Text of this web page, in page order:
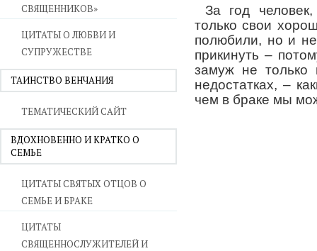
СВЯЩЕННИКОВ»
ЦИТАТЫ О ЛЮБВИ И
СУПРУЖЕСТВЕ
ТАИНСТВО ВЕНЧАНИЯ
ТЕМАТИЧЕСКИЙ САЙТ
ВДОХНОВЕННО И КРАТКО О
СЕМЬЕ
ЦИТАТЫ СВЯТЫХ ОТЦОВ О
СЕМЬЕ И БРАКЕ
ЦИТАТЫ
СВЯЩЕННОСЛУЖИТЕЛЕЙ И
За год
только свои
полюбили, но и
прикинуть –
замуж не только
недостатках, –
чем в браке мы